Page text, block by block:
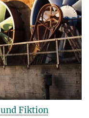
Fiktion